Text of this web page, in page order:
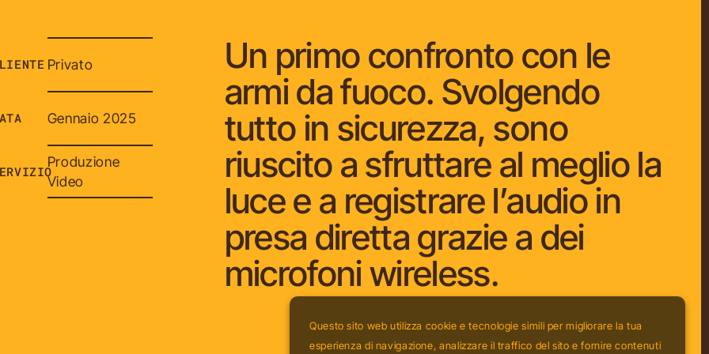
Privato
Gennaio 2025
Produzione
Video
Un primo confronto con le
armi da fuoco. Svolgendo
tutto in sicurezza, sono
riuscito a sfruttare al meglio la
luce e a registrare l’audio in
presa diretta grazie a dei
microfoni wireless.
Questo sito web utilizza cookie e tecnologie simili per migliorare la tua
esperienza di navigazione, analizzare il traffico del sito e fornire contenuti